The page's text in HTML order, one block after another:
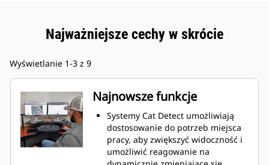
Najważniejsze cechy w skrócie
Wyświetlanie 1-3 z 9
Najnowsze funkcje
Systemy Cat Detect umożliwiają
dostosowanie do potrzeb miejsca
pracy, aby zwiększyć widoczność i
umożliwić reagowanie na